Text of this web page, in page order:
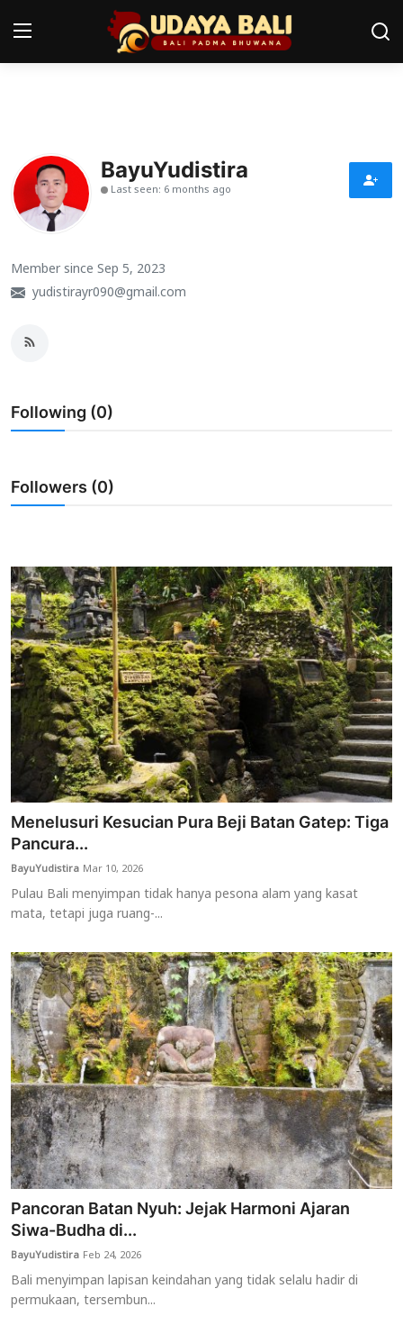
Pura
Desa Adat
Tradisi
Kearifan lokal
Seni
Usadha
Indonesia
BayuYudistira
Last seen: 6 months ago
Member since Sep 5, 2023
yudistirayr090@gmail.com
Following (0)
Followers (0)
Menelusuri Kesucian Pura Beji Batan Gatep: Tiga
Pancura...
BayuYudistira Mar 10, 2026
Pulau Bali menyimpan tidak hanya pesona alam yang kasat
mata, tetapi juga ruang-...
Pancoran Batan Nyuh: Jejak Harmoni Ajaran
Siwa-Budha di...
BayuYudistira Feb 24, 2026
Bali menyimpan lapisan keindahan yang tidak selalu hadir di
permukaan, tersembun...